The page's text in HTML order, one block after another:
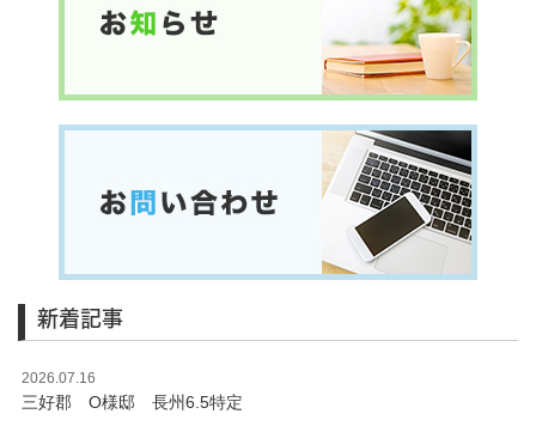
新着記事
2026.07.16
三好郡 O様邸 長州6.5特定